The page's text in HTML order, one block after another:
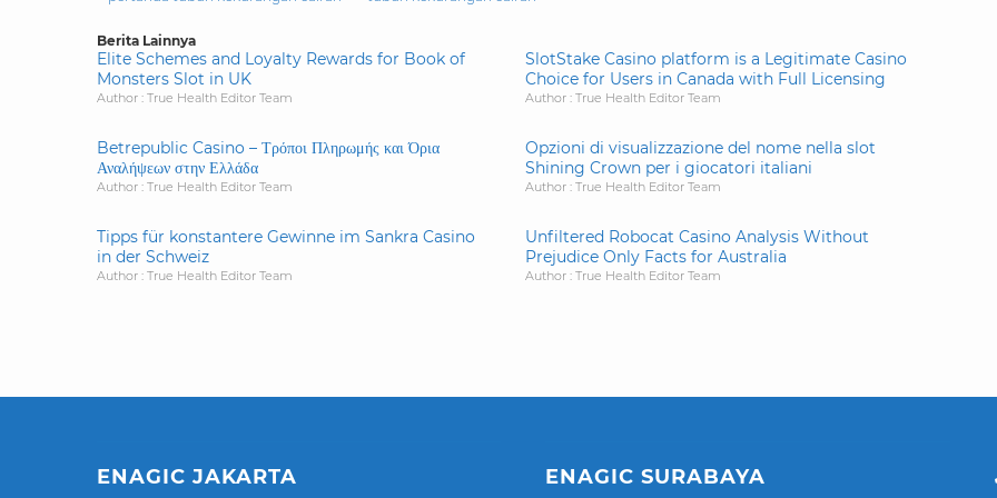
Berita Lainnya
Elite Schemes and Loyalty Rewards for Book of
Monsters Slot in UK
Author : True Health Editor Team
SlotStake Casino platform is a Legitimate Casino
Choice for Users in Canada with Full Licensing
Author : True Health Editor Team
Betrepublic Casino – Τρόποι Πληρωμής και Όρια
Αναλήψεων στην Ελλάδα
Author : True Health Editor Team
Opzioni di visualizzazione del nome nella slot
Shining Crown per i giocatori italiani
Author : True Health Editor Team
Tipps für konstantere Gewinne im Sankra Casino
in der Schweiz
Author : True Health Editor Team
Unfiltered Robocat Casino Analysis Without
Prejudice Only Facts for Australia
Author : True Health Editor Team
ENAGIC JAKARTA ENAGIC SURABAYA